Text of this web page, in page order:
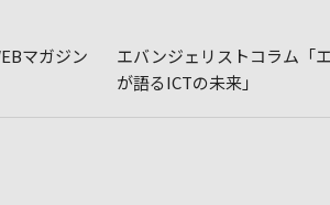
マガジン
エバンジェリストコラム「
が語るICTの未来」